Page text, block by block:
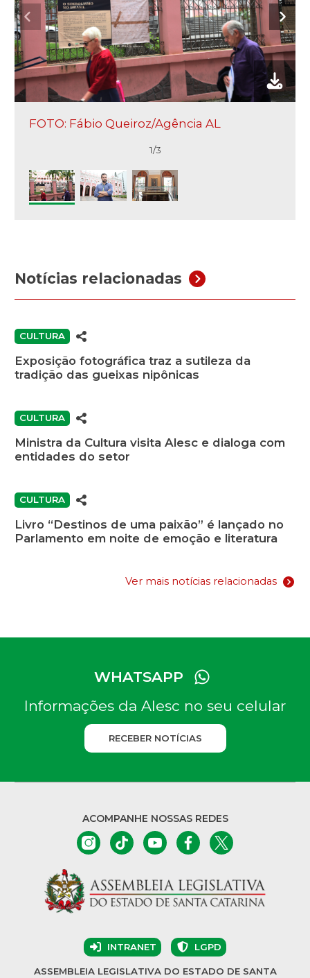
FOTO: Fábio Queiroz/Agência AL
1/3
Notícias relacionadas
CULTURA
Exposição fotográfica traz a sutileza da
tradição das gueixas nipônicas
CULTURA
Ministra da Cultura visita Alesc e dialoga com
entidades do setor
CULTURA
Livro “Destinos de uma paixão” é lançado no
Parlamento em noite de emoção e literatura
Ver mais notícias relacionadas
WHATSAPP
Informações da Alesc no seu celular
RECEBER NOTÍCIAS
ACOMPANHE NOSSAS REDES
INTRANET LGPD
ASSEMBLEIA LEGISLATIVA DO ESTADO DE SANTA